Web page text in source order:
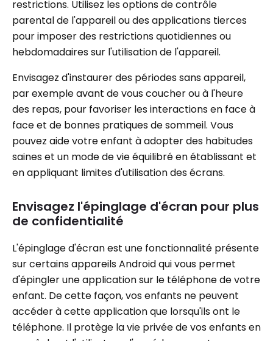
restrictions. Utilisez les options de contrôle
parental de l'appareil ou des applications tierces
pour imposer des restrictions quotidiennes ou
hebdomadaires sur l'utilisation de l'appareil.
Envisagez d'instaurer des périodes sans appareil,
par exemple avant de vous coucher ou à l'heure
des repas, pour favoriser les interactions en face à
face et de bonnes pratiques de sommeil. Vous
pouvez aide votre enfant à adopter des habitudes
saines et un mode de vie équilibré en établissant et
en appliquant limites d'utilisation des écrans.
Envisagez l'épinglage d'écran pour plus
de confidentialité
L'épinglage d'écran est une fonctionnalité présente
sur certains appareils Android qui vous permet
d'épingler une application sur le téléphone de votre
enfant. De cette façon, vos enfants ne peuvent
accéder à cette application que lorsqu'ils ont le
téléphone. Il protège la vie privée de vos enfants en